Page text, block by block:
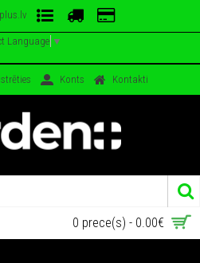
Language ▼
Konts Kontakti
0 prece(s) - 0.00€